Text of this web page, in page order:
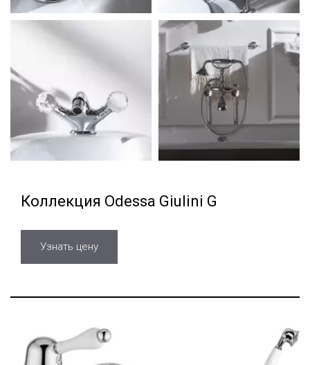
Коллекция Odessa Giulini G
Узнать цену